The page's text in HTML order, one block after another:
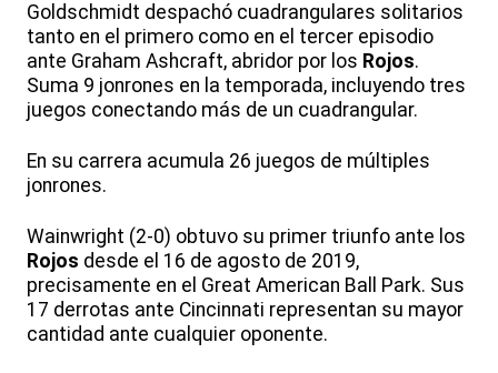
Goldschmidt despachó cuadrangulares solitarios
tanto en el primero como en el tercer episodio
ante Graham Ashcraft, abridor por los Rojos.
Suma 9 jonrones en la temporada, incluyendo tres
juegos conectando más de un cuadrangular.
En su carrera acumula 26 juegos de múltiples
jonrones.
Wainwright (2-0) obtuvo su primer triunfo ante los
Rojos desde el 16 de agosto de 2019,
precisamente en el Great American Ball Park. Sus
17 derrotas ante Cincinnati representan su mayor
cantidad ante cualquier oponente.